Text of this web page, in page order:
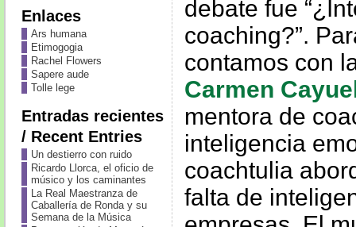
Enlaces
Ars humana
Etimogogia
Rachel Flowers
Sapere aude
Tolle lege
Entradas recientes
/ Recent Entries
Un destierro con ruido
Ricardo Llorca, el oficio de
músico y los caminantes
La Real Maestranza de
Caballería de Ronda y su
Semana de la Música
debate fue
coaching?”.
contamos con
Carmen
mentora de
inteligencia
coachtulia
falta de